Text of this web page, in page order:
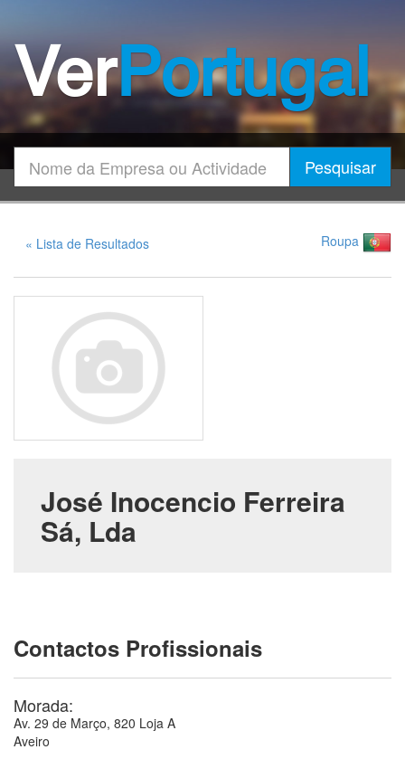
VerPortugal
Pesquisar
« Lista de Resultados Roupa
José Inocencio Ferreira
Sá, Lda
Contactos Profissionais
Morada:
Av. 29 de Março, 820 Loja A
Aveiro